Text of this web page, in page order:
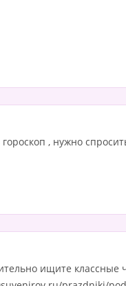
, нужно
ищите классные